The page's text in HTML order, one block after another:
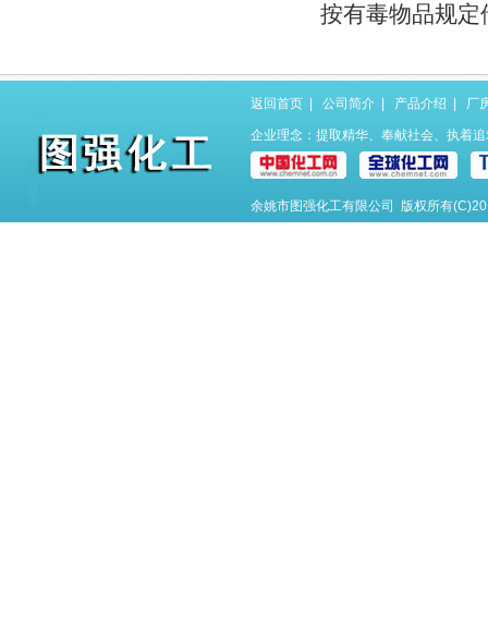
按有毒物品规定
返回首页 公司简介 产品介绍 厂
企业理念：提取精华、奉献社会、执着
余姚市图强化工有限公司 版权所有